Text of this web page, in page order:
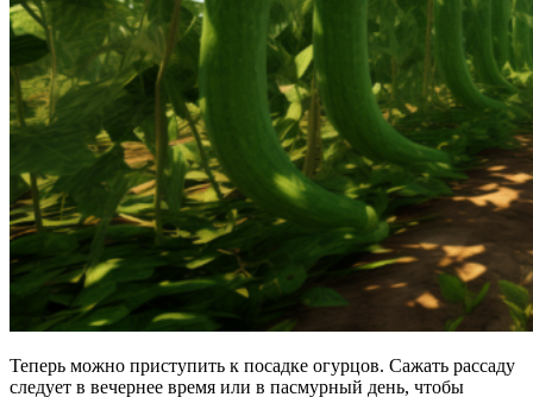
Теперь можно приступить к посадке огурцов. Сажать рассаду
следует в вечернее время или в пасмурный день, чтобы